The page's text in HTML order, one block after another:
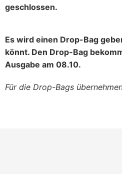
geschlossen.
Es wird einen Drop-Bag
könnt. Den Drop-Bag
Ausgabe am 08.10.
Für die Drop-Bags